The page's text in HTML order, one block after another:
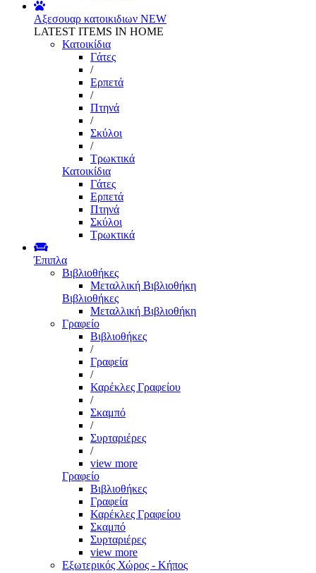
Αξεσουαρ κατοικιδιων NEW
LATEST ITEMS IN HOME
Κατοικίδια
Γάτες
/
Ερπετά
/
Πτηνά
/
Σκύλοι
/
Τρωκτικά
Κατοικίδια
Γάτες
Ερπετά
Πτηνά
Σκύλοι
Τρωκτικά
Έπιπλα
Βιβλιοθήκες
Μεταλλική Βιβλιοθήκη
Βιβλιοθήκες
Μεταλλική Βιβλιοθήκη
Γραφείο
Βιβλιοθήκες
/
Γραφεία
/
Καρέκλες Γραφείου
/
Σκαμπό
/
Συρταριέρες
/
view more
Γραφείο
Βιβλιοθήκες
Γραφεία
Καρέκλες Γραφείου
Σκαμπό
Συρταριέρες
view more
Εξωτερικός Χώρος - Κήπος